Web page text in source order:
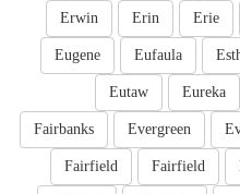
Erie
Erin
Erwin
Eufaula
Eugene
Eureka
Eutaw
Evergreen
Fairbanks
Fairfield
Fairfield